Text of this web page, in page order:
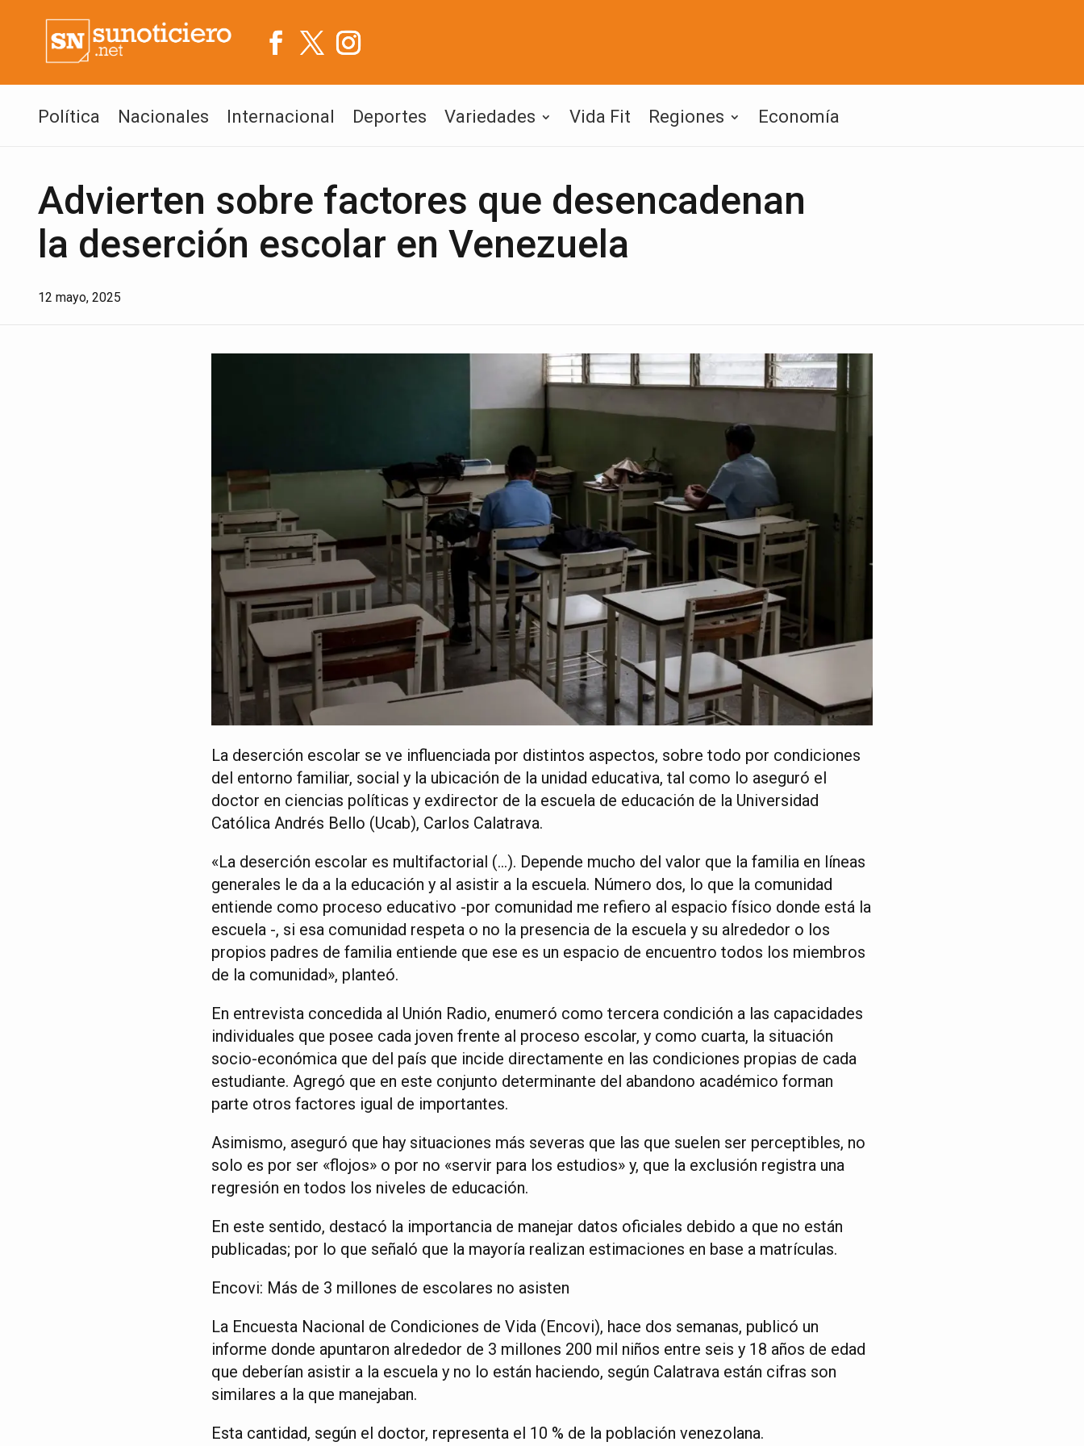
Política Nacionales Internacional Deportes Variedades Vida Fit Regiones Economía
Advierten sobre factores que desencadenan
la deserción escolar en Venezuela
12 mayo, 2025
La deserción escolar se ve influenciada por distintos aspectos, sobre todo por condiciones
del entorno familiar, social y la ubicación de la unidad educativa, tal como lo aseguró el
doctor en ciencias políticas y exdirector de la escuela de educación de la Universidad
Católica Andrés Bello (Ucab), Carlos Calatrava.
«La deserción escolar es multifactorial (…). Depende mucho del valor que la familia en líneas
generales le da a la educación y al asistir a la escuela. Número dos, lo que la comunidad
entiende como proceso educativo -por comunidad me refiero al espacio físico donde está la
escuela -, si esa comunidad respeta o no la presencia de la escuela y su alrededor o los
propios padres de familia entiende que ese es un espacio de encuentro todos los miembros
de la comunidad», planteó.
En entrevista concedida al Unión Radio, enumeró como tercera condición a las capacidades
individuales que posee cada joven frente al proceso escolar, y como cuarta, la situación
socio-económica que del país que incide directamente en las condiciones propias de cada
estudiante. Agregó que en este conjunto determinante del abandono académico forman
parte otros factores igual de importantes.
Asimismo, aseguró que hay situaciones más severas que las que suelen ser perceptibles, no
solo es por ser «flojos» o por no «servir para los estudios» y, que la exclusión registra una
regresión en todos los niveles de educación.
En este sentido, destacó la importancia de manejar datos oficiales debido a que no están
publicadas; por lo que señaló que la mayoría realizan estimaciones en base a matrículas.
Encovi: Más de 3 millones de escolares no asisten
La Encuesta Nacional de Condiciones de Vida (Encovi), hace dos semanas, publicó un
informe donde apuntaron alrededor de 3 millones 200 mil niños entre seis y 18 años de edad
que deberían asistir a la escuela y no lo están haciendo, según Calatrava están cifras son
similares a la que manejaban.
Esta cantidad, según el doctor, representa el 10 % de la población venezolana.